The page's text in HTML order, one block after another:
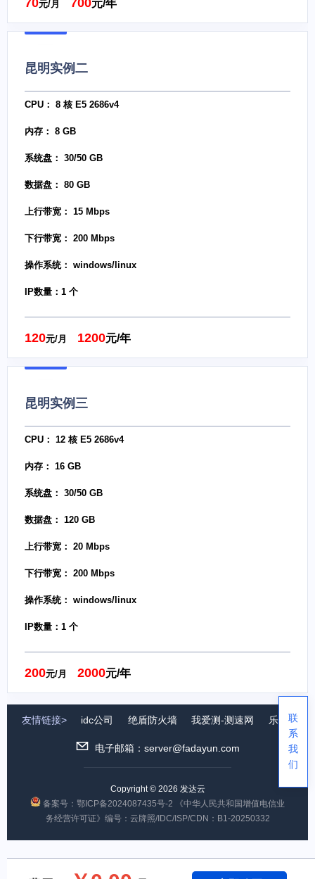
70元/月 700元/年
昆明实例二
CPU： 8 核 E5 2686v4
内存： 8 GB
系统盘： 30/50 GB
数据盘： 80 GB
上行带宽： 15 Mbps
下行带宽： 200 Mbps
操作系统： windows/linux
IP数量：1 个
120元/月 1200元/年
昆明实例三
CPU： 12 核 E5 2686v4
内存： 16 GB
系统盘： 30/50 GB
数据盘： 120 GB
上行带宽： 20 Mbps
下行带宽： 200 Mbps
操作系统： windows/linux
IP数量：1 个
200元/月 2000元/年
友情链接> idc公司 绝盾防火墙 我爱测-测速网 乐众系统
电子邮箱：server@fadayun.com
Copyright © 2026 发达云
备案号：鄂ICP备2024087435号-2
《中华人民共和国增值电信业
务经营许可证》编号：云牌照/IDC/ISP/CDN：B1-20250332
联
系
我
们